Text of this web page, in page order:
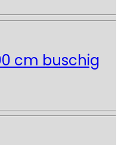
cm buschig